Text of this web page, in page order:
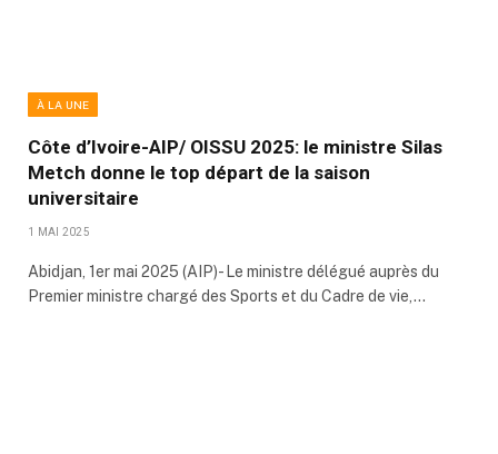
À LA UNE
Côte d’Ivoire-AIP/ OISSU 2025: le ministre Silas
Metch donne le top départ de la saison
universitaire
1 MAI 2025
Abidjan, 1er mai 2025 (AIP)- Le ministre délégué auprès du
Premier ministre chargé des Sports et du Cadre de vie,…